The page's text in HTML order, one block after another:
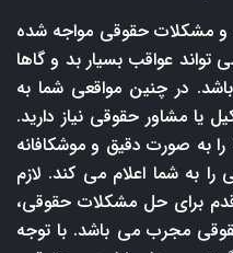
و مشکلات حقوقی مواجه شده
تواند عواقب بسیار بد و گاها
در چنین مواقعی شما به
یا مشاور حقوقی نیاز دارید.
به صورت دقیق و موشکافانه
را به شما اعلام می کند. لازم
برای حل مشکلات حقوقی،
مجرب می باشد. با توجه